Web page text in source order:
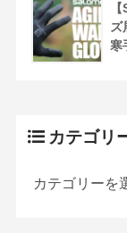
ズ
寒
カテゴリ